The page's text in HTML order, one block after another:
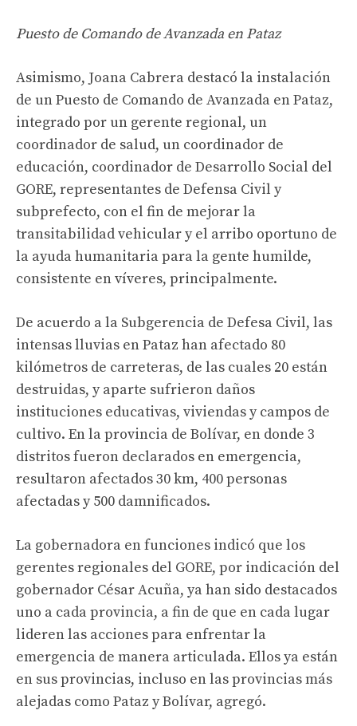
Puesto de Comando de Avanzada en Pataz
Asimismo, Joana Cabrera destacó la instalación
de un Puesto de Comando de Avanzada en Pataz,
integrado por un gerente regional, un
coordinador de salud, un coordinador de
educación, coordinador de Desarrollo Social del
GORE, representantes de Defensa Civil y
subprefecto, con el fin de mejorar la
transitabilidad vehicular y el arribo oportuno de
la ayuda humanitaria para la gente humilde,
consistente en víveres, principalmente.
De acuerdo a la Subgerencia de Defesa Civil, las
intensas lluvias en Pataz han afectado 80
kilómetros de carreteras, de las cuales 20 están
destruidas, y aparte sufrieron daños
instituciones educativas, viviendas y campos de
cultivo. En la provincia de Bolívar, en donde 3
distritos fueron declarados en emergencia,
resultaron afectados 30 km, 400 personas
afectadas y 500 damnificados.
La gobernadora en funciones indicó que los
gerentes regionales del GORE, por indicación del
gobernador César Acuña, ya han sido destacados
uno a cada provincia, a fin de que en cada lugar
lideren las acciones para enfrentar la
emergencia de manera articulada. Ellos ya están
en sus provincias, incluso en las provincias más
alejadas como Pataz y Bolívar, agregó.